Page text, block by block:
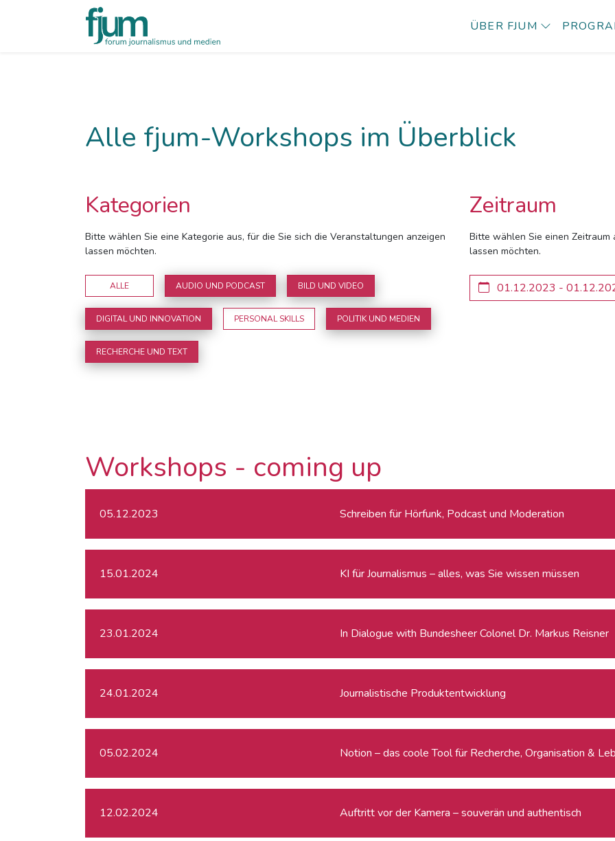
ÜBER FJUM
Alle fjum-Workshops im Überblick
Kategorien
Bitte wählen Sie eine Kategorie aus, für die Sie sich die Veranstaltungen anzeigen
lassen möchten.
ALLE AUDIO UND PODCAST BILD UND VIDEO
DIGITAL UND INNOVATION PERSONAL SKILLS POLITIK UND MEDIEN
RECHERCHE UND TEXT
Zeitraum
Bitte wählen Sie einen Zeitraum
lassen möchten.
Workshops - coming up
05.12.2023 Schreiben für Hörfunk, Podcast und Moderation
15.01.2024 KI für Journalismus – alles, was Sie wissen müssen
23.01.2024 In Dialogue with Bundesheer Colonel Dr. Markus Reisner
24.01.2024 Journalistische Produktentwicklung
05.02.2024 Notion – das coole Tool für Recherche, Organisation &
12.02.2024 Auftritt vor der Kamera – souverän und authentisch